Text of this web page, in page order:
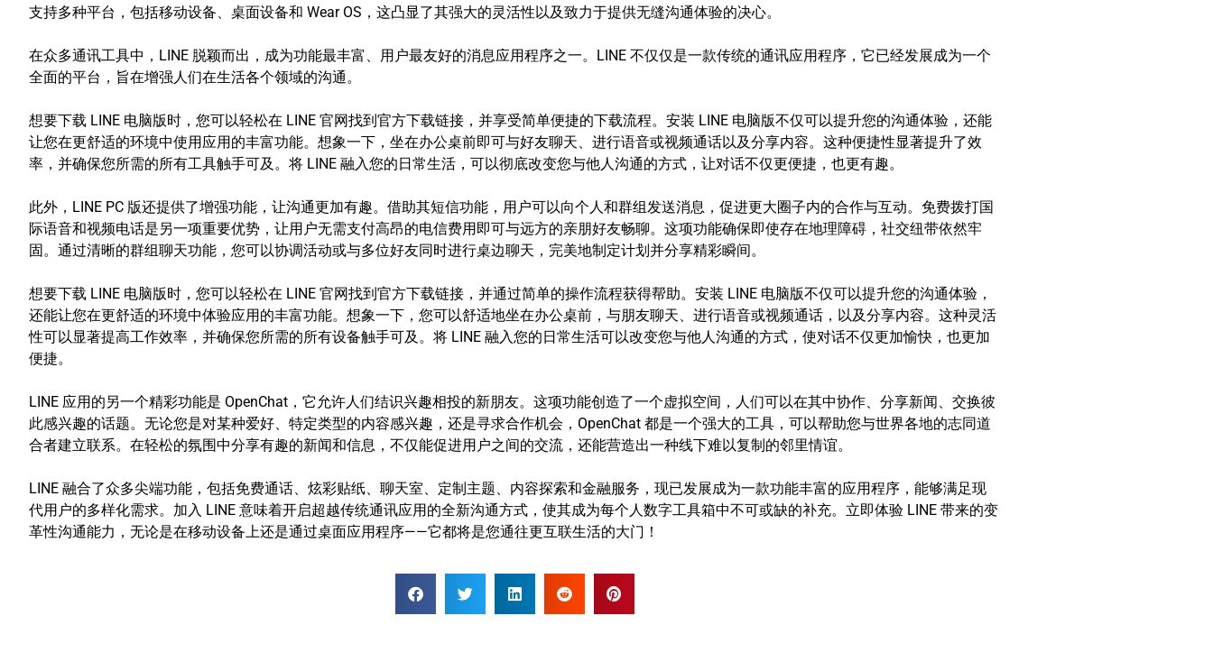
支持多种平台，包括移动设备、桌面设备和 Wear OS，这凸显了其强大的灵活性以及致力于提供无缝沟通体验的决心。
在众多通讯工具中，LINE 脱颖而出，成为功能最丰富、用户最友好的消息应用程序之一。LINE 不仅仅是一款传统的通讯应用程序，它已经发展成为一个
全面的平台，旨在增强人们在生活各个领域的沟通。
想要下载 LINE 电脑版时，您可以轻松在 LINE 官网找到官方下载链接，并享受简单便捷的下载流程。安装 LINE 电脑版不仅可以提升您的沟通体验，还能
让您在更舒适的环境中使用应用的丰富功能。想象一下，坐在办公桌前即可与好友聊天、进行语音或视频通话以及分享内容。这种便捷性显著提升了效
率，并确保您所需的所有工具触手可及。将 LINE 融入您的日常生活，可以彻底改变您与他人沟通的方式，让对话不仅更便捷，也更有趣。
此外，LINE PC 版还提供了增强功能，让沟通更加有趣。借助其短信功能，用户可以向个人和群组发送消息，促进更大圈子内的合作与互动。免费拨打国
际语音和视频电话是另一项重要优势，让用户无需支付高昂的电信费用即可与远方的亲朋好友畅聊。这项功能确保即使存在地理障碍，社交纽带依然牢
固。通过清晰的群组聊天功能，您可以协调活动或与多位好友同时进行桌边聊天，完美地制定计划并分享精彩瞬间。
想要下载 LINE 电脑版时，您可以轻松在 LINE 官网找到官方下载链接，并通过简单的操作流程获得帮助。安装 LINE 电脑版不仅可以提升您的沟通体验，
还能让您在更舒适的环境中体验应用的丰富功能。想象一下，您可以舒适地坐在办公桌前，与朋友聊天、进行语音或视频通话，以及分享内容。这种灵活
性可以显著提高工作效率，并确保您所需的所有设备触手可及。将 LINE 融入您的日常生活可以改变您与他人沟通的方式，使对话不仅更加愉快，也更加
便捷。
LINE 应用的另一个精彩功能是 OpenChat，它允许人们结识兴趣相投的新朋友。这项功能创造了一个虚拟空间，人们可以在其中协作、分享新闻、交换彼
此感兴趣的话题。无论您是对某种爱好、特定类型的内容感兴趣，还是寻求合作机会，OpenChat 都是一个强大的工具，可以帮助您与世界各地的志同道
合者建立联系。在轻松的氛围中分享有趣的新闻和信息，不仅能促进用户之间的交流，还能营造出一种线下难以复制的邻里情谊。
LINE 融合了众多尖端功能，包括免费通话、炫彩贴纸、聊天室、定制主题、内容探索和金融服务，现已发展成为一款功能丰富的应用程序，能够满足现
代用户的多样化需求。加入 LINE 意味着开启超越传统通讯应用的全新沟通方式，使其成为每个人数字工具箱中不可或缺的补充。立即体验 LINE 带来的变
革性沟通能力，无论是在移动设备上还是通过桌面应用程序——它都将是您通往更互联生活的大门！